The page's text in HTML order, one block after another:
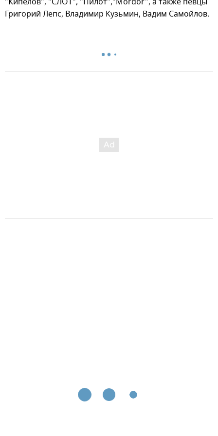
Григорий Лепс, Владимир Кузьмин, Вадим Самойлов.